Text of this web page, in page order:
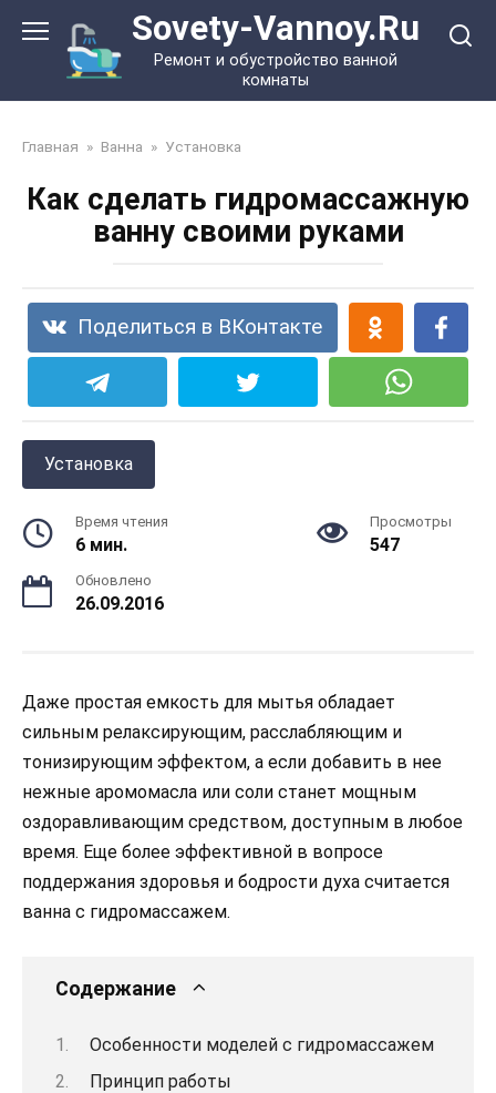
контенту
Sovety-Vannoy.Ru
Ремонт и обустройство ванной
комнаты
Главная » Ванна » Установка
Как сделать гидромассажную
ванну своими руками
Поделиться в ВКонтакте
Установка
Время чтения
6 мин.
Просмотры
547
Обновлено
26.09.2016
Даже простая емкость для мытья обладает
сильным релаксирующим, расслабляющим и
тонизирующим эффектом, а если добавить в нее
нежные аромомасла или соли станет мощным
оздоравливающим средством, доступным в любое
время. Еще более эффективной в вопросе
поддержания здоровья и бодрости духа считается
ванна с гидромассажем.
Содержание
Особенности моделей с гидромассажем
Принцип работы